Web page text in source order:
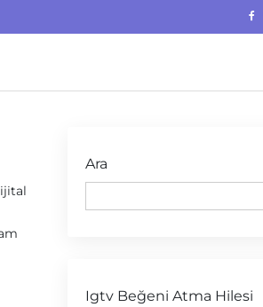
Ara
Igtv Beğeni Atma Hilesi